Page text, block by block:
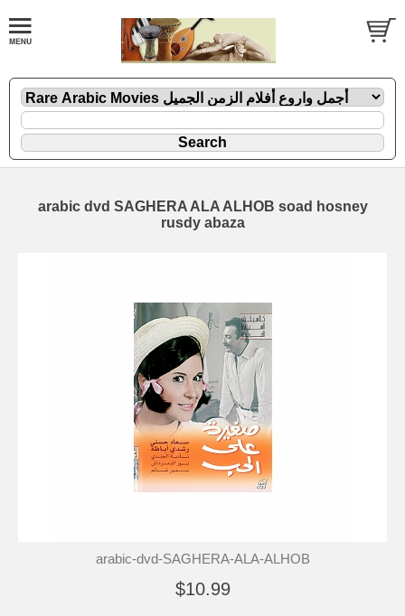
arabic dvd SAGHERA ALA ALHOB soad hosney
rusdy abaza
arabic-dvd-SAGHERA-ALA-ALHOB
$10.99